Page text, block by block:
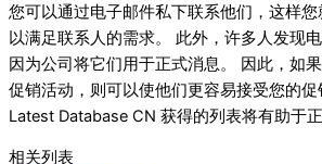
您可以通过电子邮件私下联系他们，这样
以满足联系人的需求。 此外，许多人发现
因为公司将它们用于正式消息。 因此，如
促销活动，则可以使他们更容易接受您的
Latest Database CN 获得的列表将有助于
相关列表